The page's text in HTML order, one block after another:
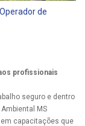
de
profissionais
seguro e dentro
MS
capacitações que